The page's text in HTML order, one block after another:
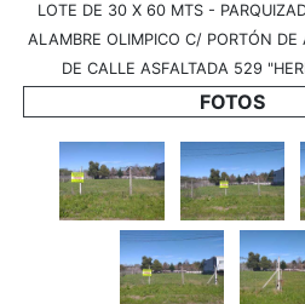
LOTE DE 30 X 60 MTS -
ALAMBRE OLIMPICO C/ PORTÓN DE
DE CALLE ASFALTADA 529
FOTOS